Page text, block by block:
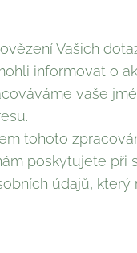
Vašich
informovat o
vaše
tohoto
poskytujete při
údajů, který